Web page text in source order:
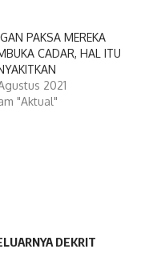
PAKSA MEREKA
CADAR, HAL ITU
2021
"Aktual"
DEKRIT